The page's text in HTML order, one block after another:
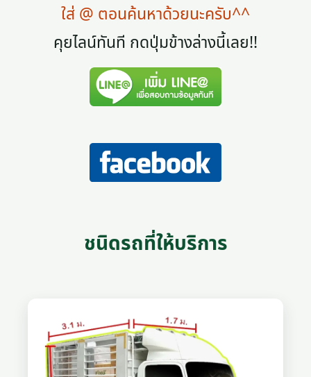
ใส่ @ ตอนค้นหาด้วยนะครับ^^
คุยไลน์ทันที กดปุ่มข้างล่างนี้เลย!!
ชนิดรถที่ให้บริการ